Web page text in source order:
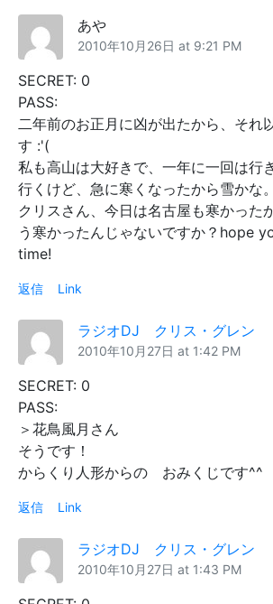
あや
2010年10月26日 at 9:21 PM
SECRET: 0
PASS:
二年前のお正月に凶が出たから、それ
す :'(
私も高山は大好きで、一年に一回は行
行くけど、急に寒くなったから雪かな。
クリスさん、今日は名古屋も寒かった
う寒かったんじゃないですか？hope
time!
返信 Link
ラジオDJ クリス・グレン
2010年10月27日 at 1:42 PM
SECRET: 0
PASS:
＞花鳥風月さん
そうです！
からくり人形からの おみくじです^^
返信 Link
ラジオDJ クリス・グレン
2010年10月27日 at 1:43 PM